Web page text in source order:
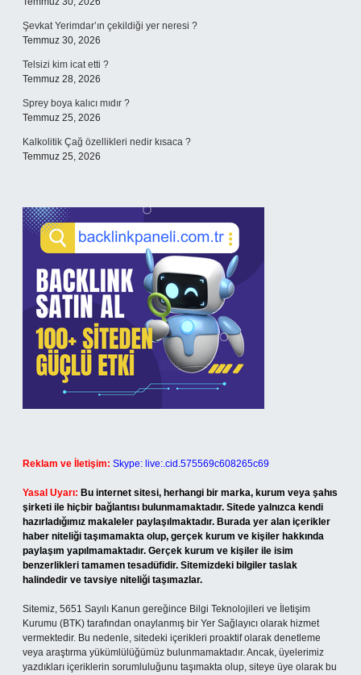
Şevkat Yerimdar’ın çekildiği yer neresi ?
Temmuz 30, 2026
Telsizi kim icat etti ?
Temmuz 28, 2026
Sprey boya kalıcı mıdır ?
Temmuz 25, 2026
Kalkolitik Çağ özellikleri nedir kısaca ?
Temmuz 25, 2026
Reklam ve İletişim: Skype: live:.cid.575569c608265c69
Yasal Uyarı: Bu internet sitesi, herhangi bir marka, kurum veya şahıs
şirketi ile hiçbir bağlantısı bulunmamaktadır. Sitede yalnızca kendi
hazırladığımız makaleler paylaşılmaktadır. Burada yer alan içerikler
haber niteliği taşımamakta olup, gerçek kurum ve kişiler hakkında
paylaşım yapılmamaktadır. Gerçek kurum ve kişiler ile isim
benzerlikleri tamamen tesadüfidir. Sitemizdeki bilgiler taslak
halindedir ve tavsiye niteliği taşımazlar.
Sitemiz, 5651 Sayılı Kanun gereğince Bilgi Teknolojileri ve İletişim
Kurumu (BTK) tarafından onaylanmış bir Yer Sağlayıcı olarak hizmet
vermektedir. Bu nedenle, sitedeki içerikleri proaktif olarak denetleme
veya araştırma yükümlülüğümüz bulunmamaktadır. Ancak, üyelerimiz
yazdıkları içeriklerin sorumluluğunu taşımakta olup, siteye üye olarak bu